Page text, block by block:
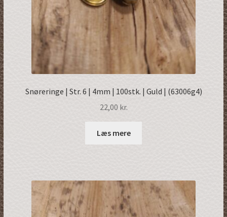
Snøreringe | Str. 6 | 4mm | 100stk. | Guld | (63006g4)
22,00 kr.
Læs mere